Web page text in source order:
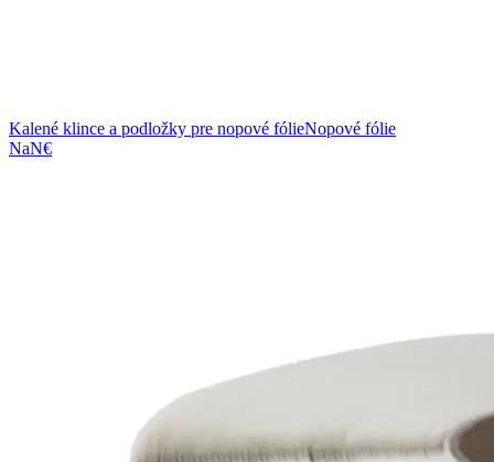
Kalené klince a podložky pre nopové fólieNopové fólie
NaN€